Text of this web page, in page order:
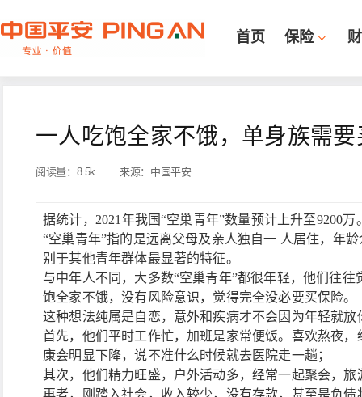
首页 保险
一人吃饱全家不饿，单身族需
阅读量： 8.5k 来源： 中国平安
据统计，2021年我国“空巢青年”数量预计上升至9200万
“空巢青年”指的是远离父母及亲人独自一 人居住，年
别于其他青年群体最显著的特征。
与中年人不同，大多数“空巢青年”都很年轻，他们往
饱全家不饿，没有风险意识，觉得完全没必要买保险。
这种想法纯属是自恋，意外和疾病才不会因为年轻就放
首先，他们平时工作忙，加班是家常便饭。喜欢熬夜
康会明显下降，说不准什么时候就去医院走一趟；
其次，他们精力旺盛，户外活动多，经常一起聚会，旅
再者，刚踏入社会，收入较少，没有存款，甚至是负